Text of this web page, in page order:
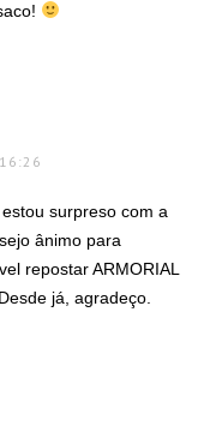
surpreso com a
ânimo para
repostar ARMORIAL
já, agradeço.